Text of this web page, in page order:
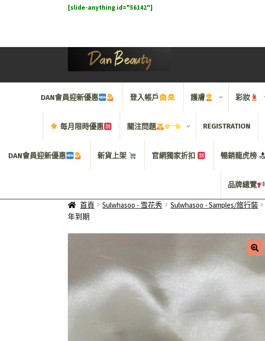
[slide-anything id="56142"]
DAN會員迎新優惠 登入帳戶 護膚 彩妝
每月限時優惠 關注問題 REGISTRATION
DAN會員迎新優惠 新貨上架 官網獨家折扣 暢銷龍虎榜
品牌總覽
首頁 Sulwhasoo - 雪花秀 Sulwhasoo - Samples/旅行裝
年到期